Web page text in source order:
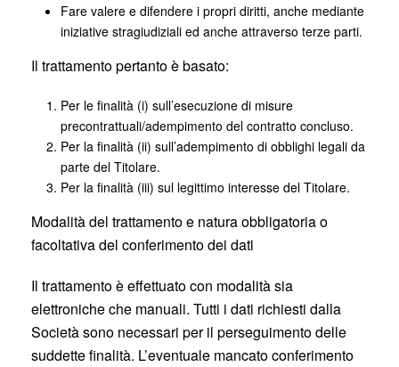
Fare valere e difendere i propri diritti, anche mediante
iniziative stragiudiziali ed anche attraverso terze parti.
Il trattamento pertanto è basato:
Per le finalità (i) sull’esecuzione di misure
precontrattuali/adempimento del contratto concluso.
Per la finalità (ii) sull’adempimento di obblighi legali da
parte del Titolare.
Per la finalità (iii) sul legittimo interesse del Titolare.
Modalità del trattamento e natura obbligatoria o
facoltativa del conferimento dei dati
Il trattamento è effettuato con modalità sia
elettroniche che manuali. Tutti i dati richiesti dalla
Società sono necessari per il perseguimento delle
suddette finalità. L’eventuale mancato conferimento